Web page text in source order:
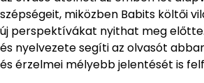
szépségeit, miközben Babits költői
új perspektívákat nyithat meg
és nyelvezete segíti az olvasót
és érzelmei mélyebb jelentését is